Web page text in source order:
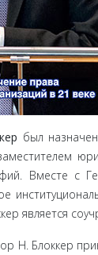
был
Вместе с
является
Н. Блоккер